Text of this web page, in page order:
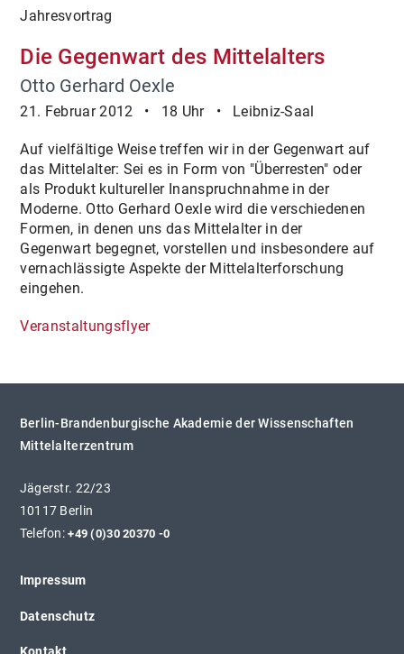
Jahresvortrag
Die Gegenwart des Mittelalters
Otto Gerhard Oexle
21. Februar 2012 • 18 Uhr • Leibniz-Saal
Auf vielfältige Weise treffen wir in der Gegenwart auf
das Mittelalter: Sei es in Form von "Überresten" oder
als Produkt kultureller Inanspruchnahme in der
Moderne. Otto Gerhard Oexle wird die verschiedenen
Formen, in denen uns das Mittelalter in der
Gegenwart begegnet, vorstellen und insbesondere auf
vernachlässigte Aspekte der Mittelalterforschung
eingehen.
Veranstaltungsflyer
Berlin-Brandenburgische Akademie der Wissenschaften
Mittelalterzentrum
Jägerstr. 22/23
10117 Berlin
Telefon:+49 (0)30 20370 -0
Impressum
Datenschutz